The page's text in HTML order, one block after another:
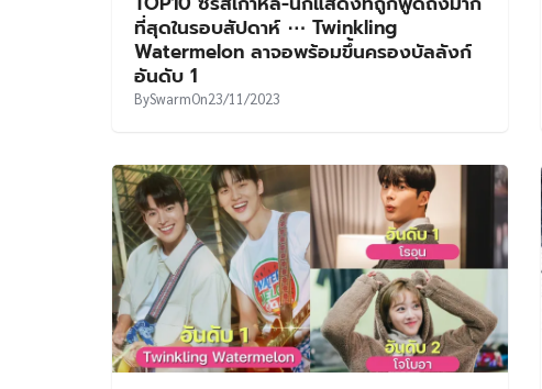
ที่สุดในรอบสัปดาห์ ⋯ Twinkling
Watermelon ลาจอพร้อมขึ้นครองบัลลังก์
อันดับ 1
BySwarmOn23/11/2023